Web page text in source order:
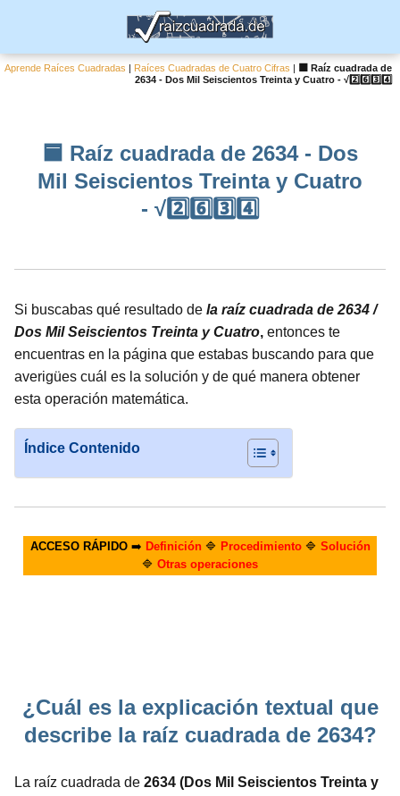
Aprende Raíces Cuadradas | Raíces Cuadradas de Cuatro Cifras |
🟦 Raíz cuadrada de
2634 - Dos Mil Seiscientos Treinta y Cuatro - √2️⃣6️⃣3️⃣4️⃣
🟦 Raíz cuadrada de 2634 - Dos
Mil Seiscientos Treinta y Cuatro
- √2️⃣6️⃣3️⃣4️⃣
Si buscabas qué resultado de la raíz cuadrada de 2634 /
Dos Mil Seiscientos Treinta y Cuatro, entonces te
encuentras en la página que estabas buscando para que
averigües cuál es la solución y de qué manera obtener
esta operación matemática.
Índice Contenido
ACCESO RÁPIDO➡️ Definición🔷 Procedimiento🔷 Solución
🔷 Otras operaciones
¿Cuál es la explicación textual que
describe la raíz cuadrada de 2634?
La raíz cuadrada de 2634 (Dos Mil Seiscientos Treinta y